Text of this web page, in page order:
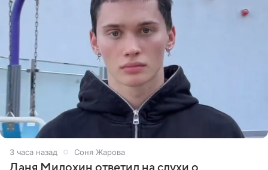
3 часа назад Соня Жарова
Даня Милохин ответил на слухи о